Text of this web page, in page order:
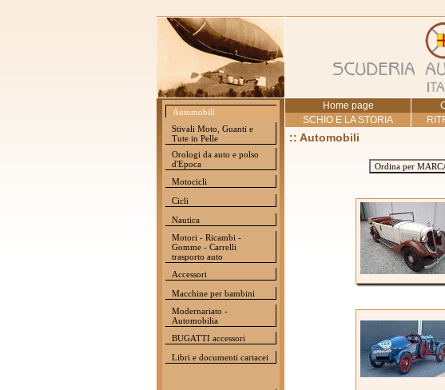
Automobili
Stivali Moto, Guanti e
Tute in Pelle
Orologi da auto e polso
d'Epoca
Motocicli
Cicli
Nautica
Motori - Ricambi -
Gomme - Carrelli
trasporto auto
Accessori
Macchine per bambini
Modernariato -
Automobilia
BUGATTI accessori
Libri e documenti cartacei
Home page
SCHIO E LA STORIA
:: Automobili
Ordina per